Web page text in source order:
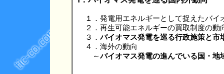
１．発電用エネルギーとして捉えたバイ
２．再生可能エネルギーの買取制度の動
３． バイオマス発電を巡る行政施策と市
４．海外の動向
～バイオマス発電の進んでいる国・